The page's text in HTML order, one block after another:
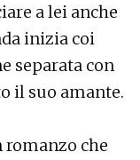
a lei anche
inizia coi
separata con
il suo amante.
romanzo che